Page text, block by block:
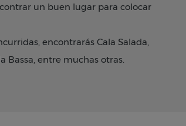
un buen lugar para colocar
encontrarás Cala Salada,
Bassa, entre muchas otras.